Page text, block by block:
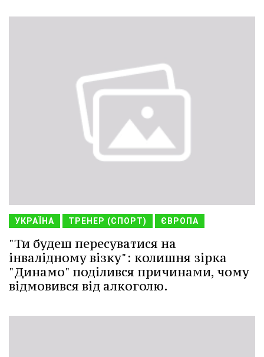
УКРАЇНА ТРЕНЕР (СПОРТ) ЄВРОПА
"Ти будеш пересуватися на
інвалідному візку": колишня зірка
"Динамо" поділився причинами, чому
відмовився від алкоголю.